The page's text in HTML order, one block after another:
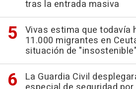
tras la entrada masiva
Vivas estima que todavía
11.000 migrantes en
situación de "insostenible"
La Guardia Civil